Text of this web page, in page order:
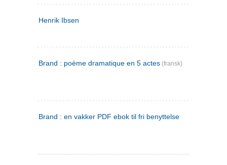
Henrik Ibsen
Brand : poème dramatique en 5 actes (fransk)
Brand : en vakker PDF ebok til fri benyttelse